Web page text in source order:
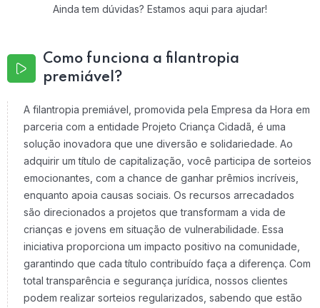
Ainda tem dúvidas? Estamos aqui para ajudar!
Como funciona a filantropia
premiável?
A filantropia premiável, promovida pela Empresa da Hora em
parceria com a entidade Projeto Criança Cidadã, é uma
solução inovadora que une diversão e solidariedade. Ao
adquirir um título de capitalização, você participa de sorteios
emocionantes, com a chance de ganhar prêmios incríveis,
enquanto apoia causas sociais. Os recursos arrecadados
são direcionados a projetos que transformam a vida de
crianças e jovens em situação de vulnerabilidade. Essa
iniciativa proporciona um impacto positivo na comunidade,
garantindo que cada título contribuído faça a diferença. Com
total transparência e segurança jurídica, nossos clientes
podem realizar sorteios regularizados, sabendo que estão